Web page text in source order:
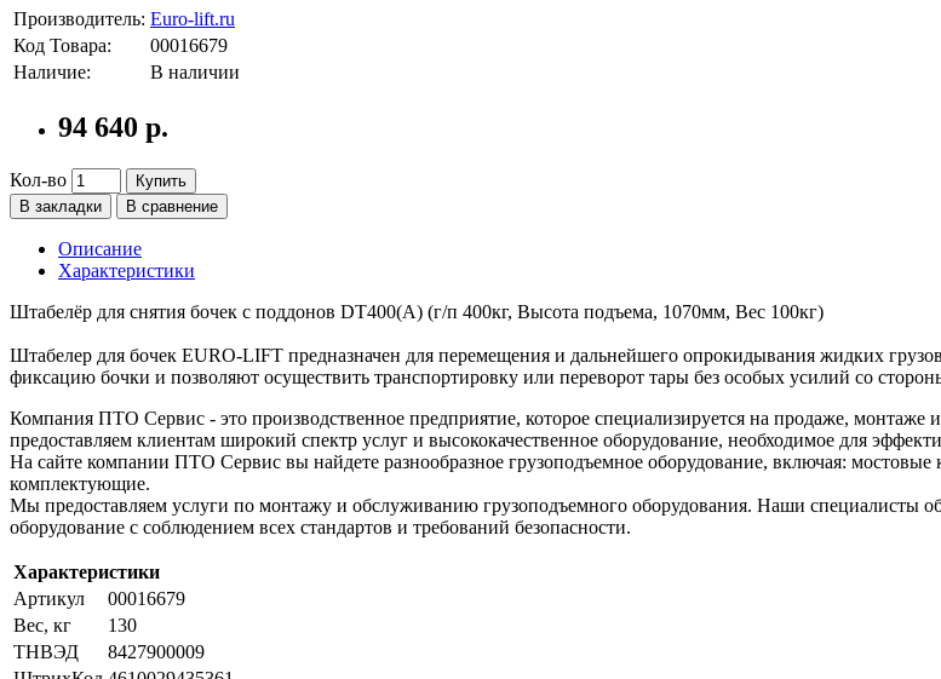
Производитель: Euro-lift.ru
Код Товара:
00016679
Наличие:
В наличии
94 640 р.
Кол-во
Купить
В закладки
В сравнение
Описание
Характеристики
Штабелёр для снятия бочек с поддонов DT400(A) (г/п 400кг, Высота подъема, 1070мм, Вес 100кг)
Штабелер для бочек EURO-LIFT предназначен для перемещения и дальнейшего опрокидывания жидких
фиксацию бочки и позволяют осуществить транспортировку или переворот тары без особых усилий со
Компания ПТО Сервис - это производственное предприятие, которое специализируется на продаже,
предоставляем клиентам широкий спектр услуг и высококачественное оборудование, необходимое для
На сайте компании ПТО Сервис вы найдете разнообразное грузоподъемное оборудование, включая:
комплектующие.
Мы предоставляем услуги по монтажу и обслуживанию грузоподъемного оборудования. Наши специалисты
оборудование с соблюдением всех стандартов и требований безопасности.
Характеристики
Артикул
00016679
Вес, кг
130
ТНВЭД
8427900009